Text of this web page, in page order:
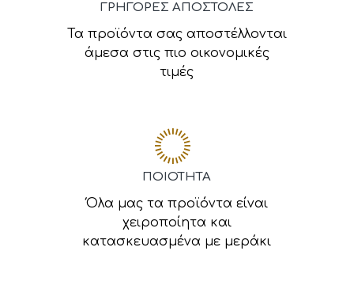
ΓΡΗΓΟΡΕΣ ΑΠΟΣΤΟΛΕΣ
Τα προϊόντα σας αποστέλλονται
άμεσα στις πιο οικονομικές
τιμές
ΠΟΙΟΤΗΤΑ
Όλα μας τα προϊόντα είναι
χειροποίητα και
κατασκευασμένα με μεράκι